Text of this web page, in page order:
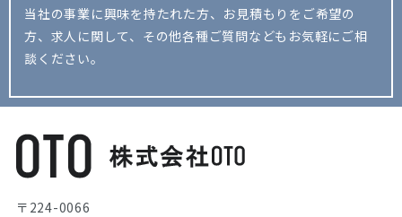
当社の事業に興味を持たれた方、お見積もりをご希望の
方、 求人に関して、その他各種ご質問などもお気軽にご相
談ください。
〒224-0066